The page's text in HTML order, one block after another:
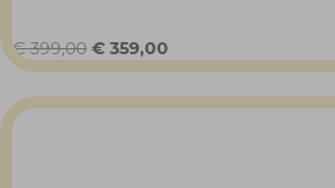
€399,00 Oorspronkelijke
prijs
was:
€ 359,00
prijs
is: